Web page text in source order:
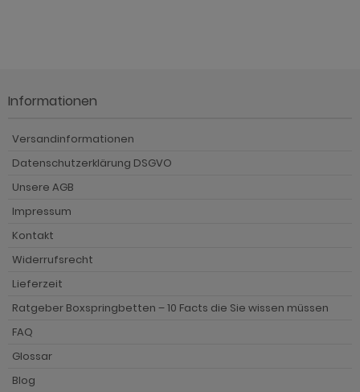
Informationen
Versandinformationen
Datenschutzerklärung DSGVO
Unsere AGB
Impressum
Kontakt
Widerrufsrecht
Lieferzeit
Ratgeber Boxspringbetten – 10 Facts die Sie wissen müssen
FAQ
Glossar
Blog